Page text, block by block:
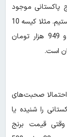
پاکستانی موجود
است، شاهد فروش با رقمی بالاتر از نرخ مصوب هستیم. مثلا کیسه 10
کیلویی برنج پاکستانی طبیعت را یک میلیون و 949 هزار تومان
صحبت‌های
را شنیده یا
قیمت برنج